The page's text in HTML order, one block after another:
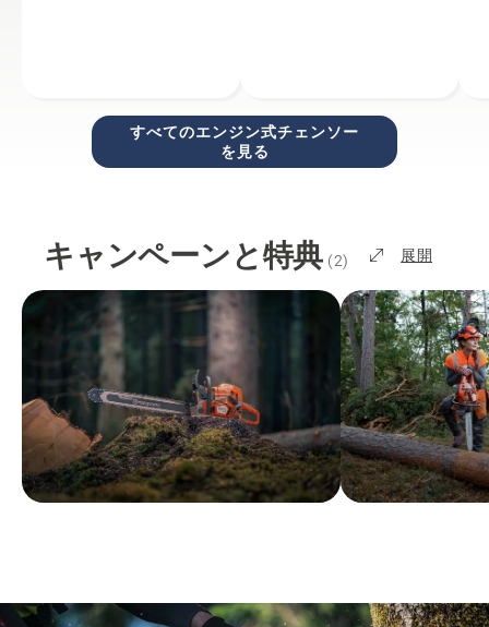
すべてのエンジン式チェンソー
を見る
キャンペーンと特典 (2) 展開